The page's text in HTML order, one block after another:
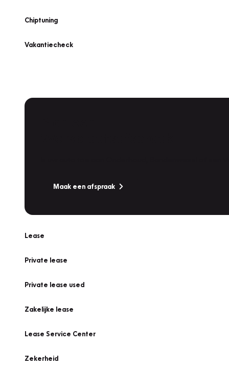
Chiptuning
Vakantiecheck
Maak een afspraak
Lease
Private lease
Private lease used
Zakelijke lease
Lease Service Center
Zekerheid